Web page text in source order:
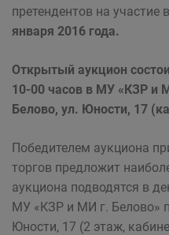
претендентов на участие
января 2016 года.
Открытый аукцион
10-00 часов в МУ «КЗР и
Белово, ул. Юности, 17
Победителем аукциона
торгов предложит
аукциона подводятся в
МУ «КЗР и МИ г. Белово»
Юности, 17 (2 этаж,